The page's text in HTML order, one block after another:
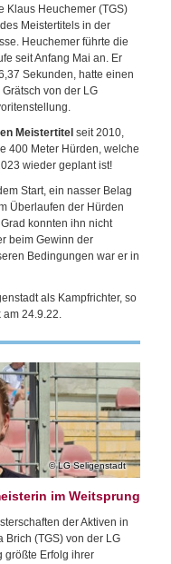
Klaus Heuchemer (TGS)
Meistertitels in der
Heuchemer führte die
seit Anfang Mai an. Er
Sekunden, hatte einen
von der LG
Meistertitel seit 2010,
400 Meter Hürden, welche
wieder geplant ist!
Start, ein nasser Belag
Überlaufen der Hürden
konnten ihn nicht
beim Gewinn der
Bedingungen war er in
als Kampfrichter, so
am 24.9.22.
LG Seligenstadt
im Weitsprung
der Aktiven in
Brich (TGS) von der LG
größte Erfolg ihrer